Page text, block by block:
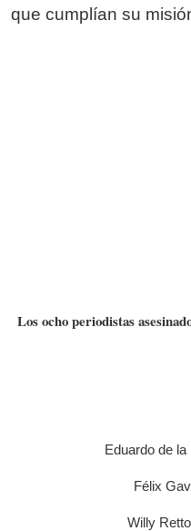
que cumplían su
Los ocho periodistas
Eduardo de
Félix
Willy